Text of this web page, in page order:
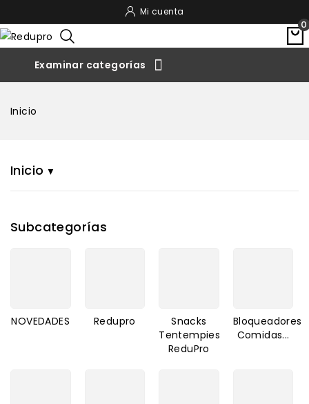
Mi cuenta
0

Inicio
Inicio
Subcategorías
NOVEDADES Redupro
Snacks
Tentempies
ReduPro
Bloqueadores
Comidas...